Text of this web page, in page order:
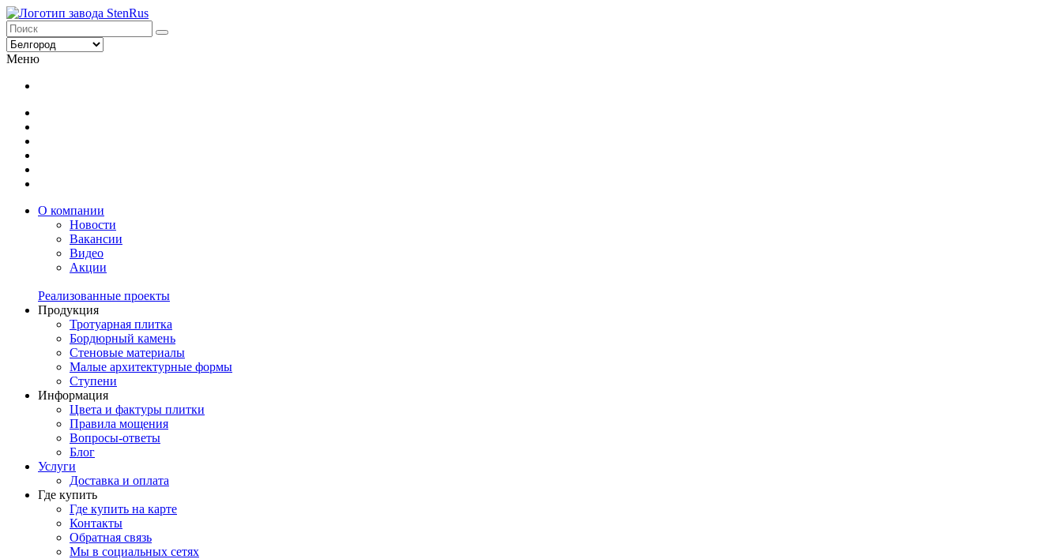
Меню
О компании
Новости
Вакансии
Видео
Акции
Реализованные проекты
Продукция
Тротуарная плитка
Бордюрный камень
Стеновые материалы
Малые архитектурные формы
Ступени
Информация
Цвета и фактуры плитки
Правила мощения
Вопросы-ответы
Блог
Услуги
Доставка и оплата
Где купить
Где купить на карте
Контакты
Обратная связь
Мы в социальных сетях